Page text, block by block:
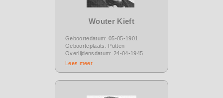
Wouter Kieft
Geboortedatum: 05-05-1901
Geboorteplaats: Putten
Overlijdensdatum: 24-04-1945
Lees meer